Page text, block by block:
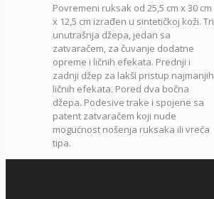
Povremeni ruksak od 25,5 cm x 30 cm
x 12,5 cm izrađen u sintetičkoj koži. Tri
unutrašnja džepa, jedan sa
zatvaračem, za čuvanje dodatne
opreme i ličnih efekata. Prednji i
zadnji džep za lakši pristup najmanjih
ličnih efekata. Pored dva bočna
džepa. Podesive trake i spojene sa
patent zatvaračem koji nude
mogućnost nošenja ruksaka ili vreća
tipa.